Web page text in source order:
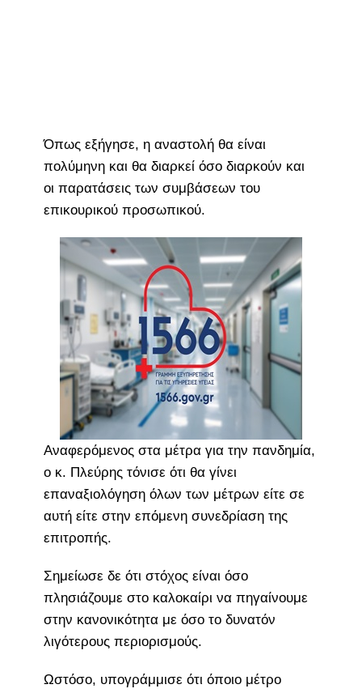
Όπως εξήγησε, η αναστολή θα είναι
πολύμηνη και θα διαρκεί όσο διαρκούν και
οι παρατάσεις των συμβάσεων του
επικουρικού προσωπικού.
Αναφερόμενος στα μέτρα για την πανδημία,
ο κ. Πλεύρης τόνισε ότι θα γίνει
επαναξιολόγηση όλων των μέτρων είτε σε
αυτή είτε στην επόμενη συνεδρίαση της
επιτροπής.
Σημείωσε δε ότι στόχος είναι όσο
πλησιάζουμε στο καλοκαίρι να πηγαίνουμε
στην κανονικότητα με όσο το δυνατόν
λιγότερους περιορισμούς.
Ωστόσο, υπογράμμισε ότι όποιο μέτρο